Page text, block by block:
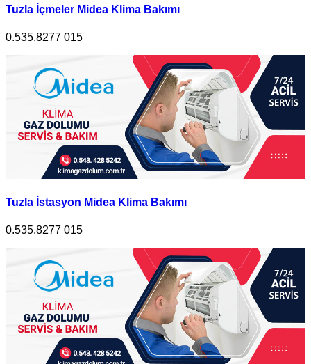
Tuzla İçmeler Midea Klima Bakımı
0.535.8277 015
Tuzla İstasyon Midea Klima Bakımı
0.535.8277 015